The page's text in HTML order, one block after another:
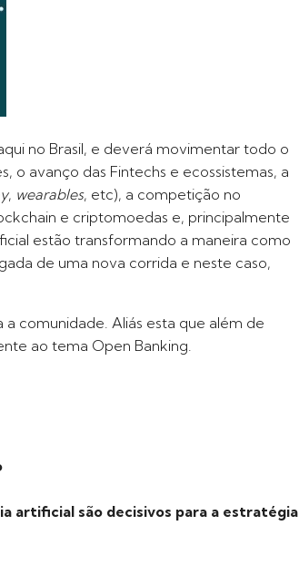
no Brasil, e deverá movimentar todo o
o avanço das Fintechs e ecossistemas, a
, wearables, etc), a competição no
e criptomoedas e, principalmente
estão transformando a maneira como
de uma nova corrida e neste caso,
comunidade. Aliás esta que além de
ao tema Open Banking.
artificial são decisivos para a estratégia